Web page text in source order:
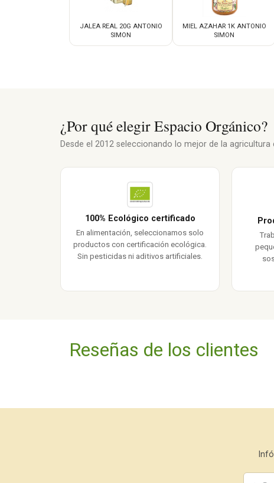
JALEA REAL 20G ANTONIO
SIMON
MIEL AZAHAR 1K ANTONIO
SIMON
¿Por qué elegir Espacio Orgánico?
Desde el 2012 seleccionando lo mejor de la
100% Ecológico certificado
En alimentación, seleccionamos solo
productos con certificación ecológica.
Sin pesticidas ni aditivos artificiales.
Reseñas de los clientes